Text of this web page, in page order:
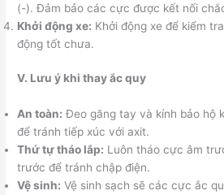
(-). Đảm bảo các cực được kết nối
Khởi động xe: Khởi động xe để kiểm
động tốt chưa.
V. Lưu ý khi thay ắc quy
An toàn: Đeo găng tay và kính bảo hộ
để tránh tiếp xúc với axit.
Thứ tự tháo lắp: Luôn tháo cực âm
trước để tránh chập điện.
Vệ sinh: Vệ sinh sạch sẽ các cực ắc